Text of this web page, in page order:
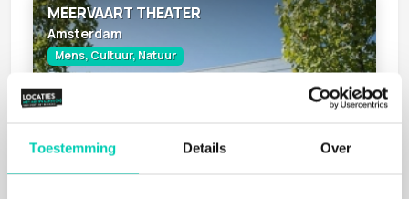
Toestemming Details Over
MEERVAART THEATER
Amsterdam
Mens, Cultuur, Natuur